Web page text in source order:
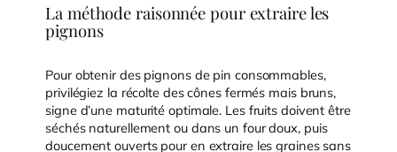
La méthode raisonnée pour extraire les
pignons
Pour obtenir des pignons de pin consommables,
privilégiez la récolte des cônes fermés mais bruns,
signe d’une maturité optimale. Les fruits doivent être
séchés naturellement ou dans un four doux, puis
doucement ouverts pour en extraire les graines sans